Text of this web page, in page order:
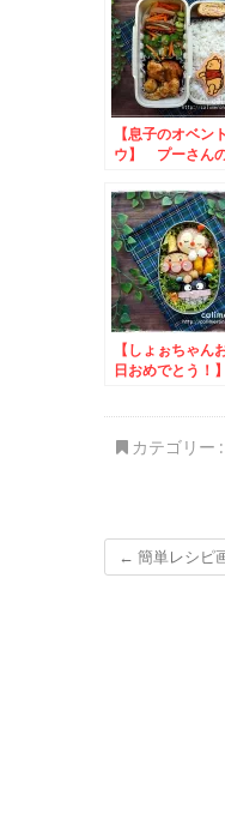
【息子のオベント
ウ】 プーさん
【しょぉちゃん
日おめでとう
カテゴリー :
← 簡単レシピ